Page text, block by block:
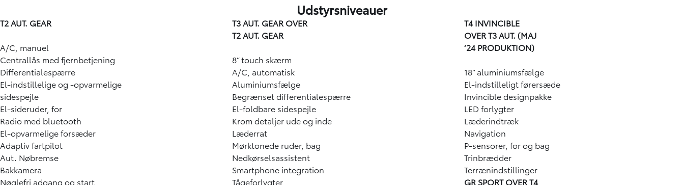
Udstyrsniveauer
T2 AUT. GEAR
A/C, manuel
Centrallås med fjernbetjening
Differentialespærre
El-indstillelige og -opvarmelige
sidespejle
El-sideruder, for
Radio med bluetooth
El-opvarmelige forsæder
Adaptiv fartpilot
Aut. Nøbremse
Bakkamera
Nøglefri adgang og start
T3 AUT. GEAR OVER
T2 AUT. GEAR
8” touch skærm
A/C, automatisk
Aluminiumsfælge
Begrænset differentialespærre
El-foldbare sidespejle
Krom detaljer ude og inde
Læderrat
Mørktonede ruder, bag
Nedkørselsassistent
Smartphone integration
Tågeforlygter
T4 INVINCIBLE
OVER T3 AUT. (MAJ
‘24 PRODUKTION)
18” aluminiumsfælge
El-indstilleligt førersæde
Invincible designpakke
LED forlygter
Læderindtræk
Navigation
P-sensorer, for og bag
Trinbrædder
Terrænindstillinger
GR SPORT OVER T4